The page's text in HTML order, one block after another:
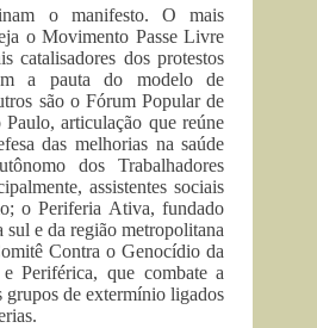
o manifesto. O mais
o Movimento Passe Livre
catalisadores dos protestos
a pauta do modelo de
são o Fórum Popular de
articulação que reúne
das melhorias na saúde
dos Trabalhadores
assistentes sociais
o Periferia Ativa, fundado
sul e da região metropolitana
Contra o Genocídio da
Periférica, que combate a
de extermínio ligados